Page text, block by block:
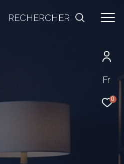
Fr
0
RECHERCHER